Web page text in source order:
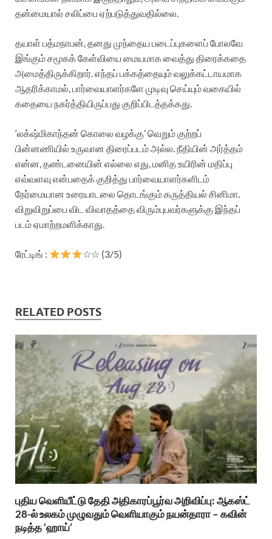
தன்மையால் சலிப்பை ஏற்படுத்துவதில்லை.
தயாள் பத்மநாபன், தனது முந்தைய படைப்புகளைப் போலவே
இங்கும் சமூகக் கேள்வியை மையமாக வைத்து திரைக்கதை
அமைத்திருக்கிறார். எந்தப் பக்கத்தையும் வலுக்கட்டாயமாக
ஆதரிக்காமல், பார்வையாளர்களே முடிவு செய்யும் வகையில்
கதையை நகர்த்தியிருப்பது குறிப்பிடத்தக்கது.
‘லக்‌ஷ்மிகாந்தன் கொலை வழக்கு’ வெறும் குற்றப்
பின்னணியில் உருவான திரைப்படம் அல்ல. நீதியின் அர்த்தம்
என்ன, தண்டனையின் எல்லை எது, மனித உயிரின் மதிப்பு
எவ்வளவு என்பதைக் குறித்து பார்வையாளர்களிடம்
நேர்மையான உரையாடலை தொடங்கும் கருத்தியல் சினிமா.
விறுவிறுப்பை விட விவாதத்தை விரும்புபவர்களுக்கு இந்தப்
படம் ஏமாற்றமளிக்காது.
ரேட்டிங் : ☆☆ (3/5)
RELATED POSTS
புதிய வெளியீட்டு தேதி அதிகாரப்பூர்வ அறிவிப்பு: ஆகஸ்ட்
28-ல் உலகம் முழுவதும் வெளியாகும் நயன்தாரா – கவின்
நடித்த ‘ஹாய்’